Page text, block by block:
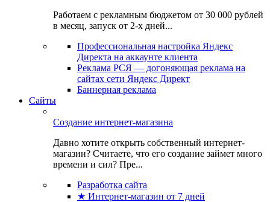
Работаем с рекламным бюджетом от 30 000 рублей
в месяц, запуск от 2-х дней...
Профессиональная настройка Яндекс
Директа на аккаунте клиента
Реклама РСЯ — догоняющая реклама на
сайтах сети Яндекс Директ
Баннерная реклама
Сайты
Создание интернет-магазина
Давно хотите открыть собственный интернет-
магазин? Считаете, что его создание займет много
времени и сил? Пре...
Разработка сайта
★ Интернет-магазин от 7 дней